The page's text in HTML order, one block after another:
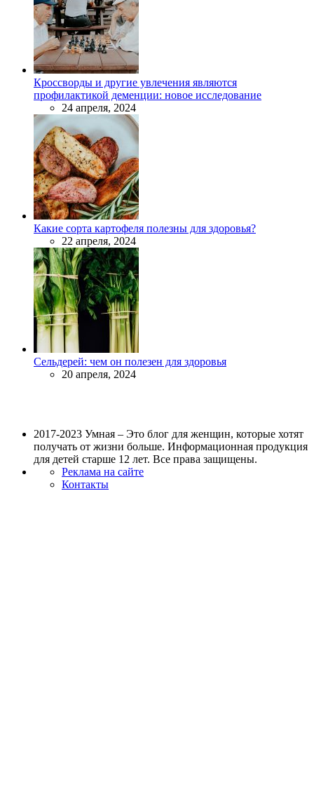
Кроссворды и другие увлечения являются
профилактикой деменции: новое исследование
24 апреля, 2024
Какие сорта картофеля полезны для здоровья?
22 апреля, 2024
Сельдерей: чем он полезен для здоровья
20 апреля, 2024
2017-2023 Умная – Это блог для женщин, которые хотят
получать от жизни больше. Информационная продукция
для детей старше 12 лет. Все права защищены.
Реклама на сайте
Контакты